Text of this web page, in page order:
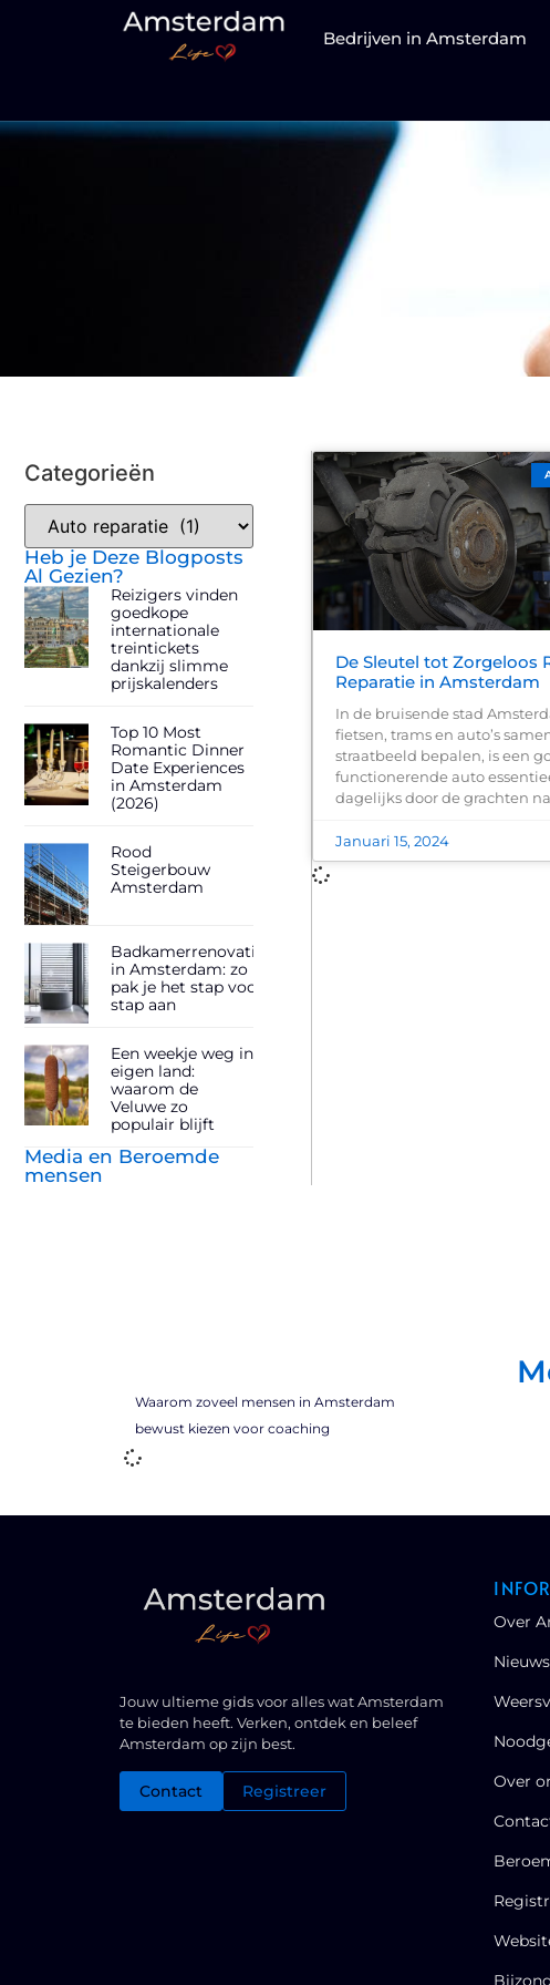
Bedrijven in Amsterdam
Categorieën
Heb je Deze Blogposts
Al Gezien?
Reizigers vinden
goedkope
internationale
treintickets
dankzij slimme
prijskalenders
Top 10 Most
Romantic Dinner
Date Experiences
in Amsterdam
(2026)
Rood
Steigerbouw
Amsterdam
Badkamerrenovatie
in Amsterdam: zo
pak je het stap voor
stap aan
Een weekje weg in
eigen land:
waarom de
Veluwe zo
populair blijft
Media en Beroemde
mensen
De Sleutel tot Zorgeloos
Reparatie in Amsterdam
In de bruisende stad
fietsen, trams en auto’s
straatbeeld bepalen, is een
functionerende auto
dagelijks door de grachten
Januari 15, 2024
Waarom zoveel mensen in Amsterdam
bewust kiezen voor coaching
Jouw ultieme gids voor alles wat Amsterdam
te bieden heeft. Verken, ontdek en beleef
Amsterdam op zijn best.
Contact Registreer
Over
Nieuws
Over